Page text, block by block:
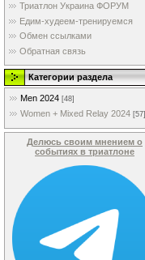
Триатлон Украина ФОРУМ
Едим-худеем-тренируемся
Обмен ссылками
Обратная связь
Категории раздела
Men 2024 [48]
Women + Mixed Relay 2024 [57]
Делюсь своим мнением о
событиях в триатлоне